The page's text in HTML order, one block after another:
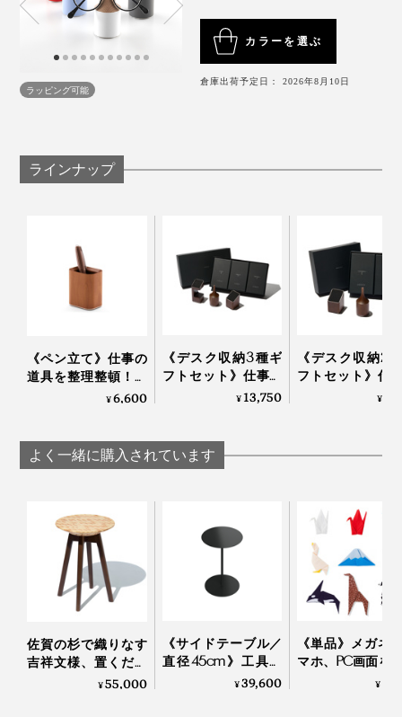
メガネを掛ける、ほっそりした「ろうと（漏斗）状」の
上部から、土台となる下部への境目を、いかにキレイに
仕上げているか、職人の腕の見せ所です。
「家具のパーツは売れていたけれど、私たちは、タンス
やテーブルを買ったお客さんの顔を知りません。
そして、この地域に木工所は多いけれど、おたがい、何
た。
らいたいし、買ってくれた人の顔や声を知りたい」
その思いから、自社でのものづくりをスタート。2008
年に、『M.SCOOP』が誕生しました。
「glasses place」は、ミマツ工芸が、創業時からつくっていた、テーブル脚部を
モチーフに、デザインされた
「自分たちのものづくりだから、自分自身が、本当に好
きなものに囲まれる喜び、心地いい空間をつくりたい」
ラッピング可能
カラーを選ぶ
倉庫出荷予定日： 2026年8月10日
ラインナップ
《ペン立て》仕事の
道具を整理整頓！木
の温かみにデスク
case
¥6,600
《デスク収納3種ギ
フトセット》仕事の
道具を整理整頓！木
｜M.SCOOP
¥13,750
《デスク収納2
フトセット》仕
道具を整理整頓
¥
よく一緒に購入されています
佐賀の杉で織りなす
吉祥文様、置くだけ
で明るい部屋になる
¥55,000
《サイドテーブル／
直径45cm》工具要
らずで組立て・解
¥39,600
《単品》メガネ
マホ、PC画面を
ピカにする、形
¥